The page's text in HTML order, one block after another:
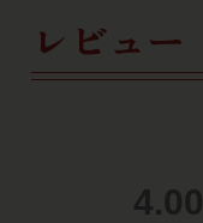
レビュー
4.00